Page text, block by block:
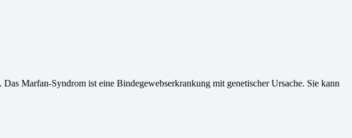
Marfan-Syndrom ist eine Bindegewebserkrankung mit genetischer Ursache. Sie kann